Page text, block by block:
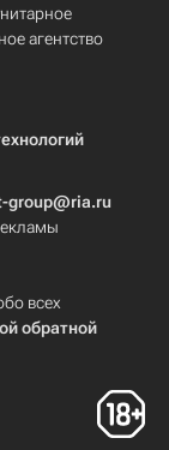
агентство
group@ria.ru
всех
обратной